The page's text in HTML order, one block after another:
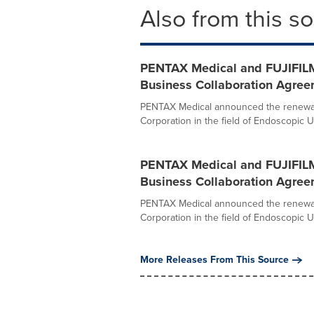
Also from this
PENTAX Medical and
Business Collaboration
PENTAX Medical announced the
Corporation in the field of Endoscopic
PENTAX Medical and
Business Collaboration
PENTAX Medical announced the
Corporation in the field of Endoscopic
More Releases From This Source